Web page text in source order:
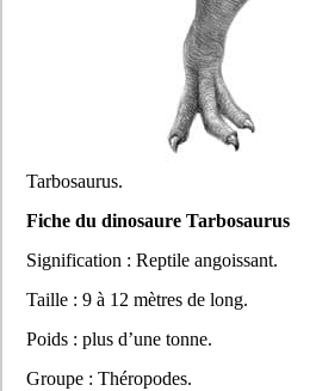
Tarbosaurus.
Fiche du dinosaure Tarbosaurus
Signification : Reptile angoissant.
Taille : 9 à 12 mètres de long.
Poids : plus d’une tonne.
Groupe : Théropodes.